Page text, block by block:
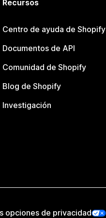
Recursos
Centro de ayuda de Shopify
Documentos de API
Comunidad de Shopify
Blog de Shopify
Investigación
opciones de privacidad